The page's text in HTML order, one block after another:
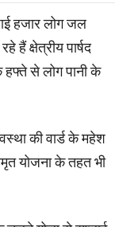
हजार लोग जल
हैं क्षेत्रीय पार्षद
हफ्ते से लोग पानी के
की वार्ड के महेश
योजना के तहत भी